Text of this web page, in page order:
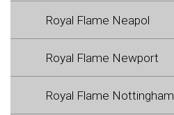
Royal Flame Neapol
Royal Flame Newport
Royal Flame Nottingham